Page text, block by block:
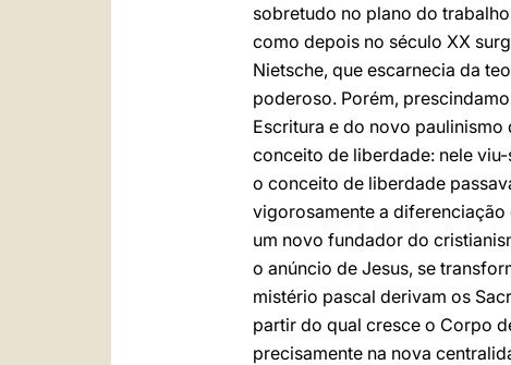
sobretudo no plano do
como depois no século XX
Nietsche, que escarnecia da
poderoso. Porém,
Escritura e do novo
conceito de liberdade: nele
o conceito de liberdade
vigorosamente a diferenciação
um novo fundador do
o anúncio de Jesus, se
mistério pascal derivam os
partir do qual cresce o Corpo
precisamente na nova